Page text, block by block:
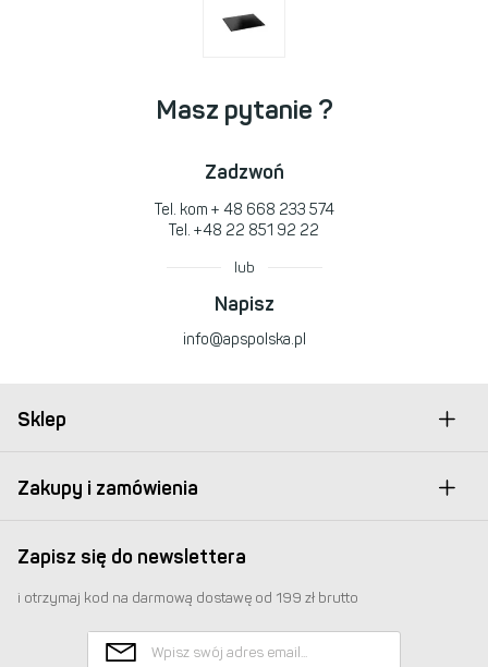
Masz pytanie ?
Zadzwoń
Tel. kom + 48 668 233 574
Tel. +48 22 851 92 22
lub
Napisz
info@apspolska.pl
Sklep
Zakupy i zamówienia
Zapisz się do newslettera
i otrzymaj kod na darmową dostawę od 199 zł brutto